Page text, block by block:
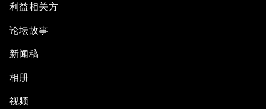
利益相关方
论坛故事
新闻稿
相册
视频